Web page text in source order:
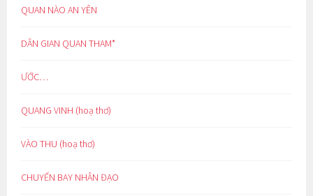
QUAN NÀO AN YÊN
DÂN GIAN QUAN THAM*
ƯỚC…
QUANG VINH (hoạ thơ)
VÀO THU (hoạ thơ)
CHUYẾN BAY NHÂN ĐẠO